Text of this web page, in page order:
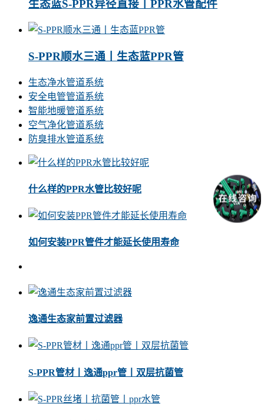
生态蓝S-PPR异径直接丨PPR水管配件
S-PPR顺水三通丨生态蓝PPR管
生态净水管道系统
安全电管管道系统
智能地暖管道系统
空气净化管道系统
防臭排水管道系统
什么样的PPR水管比较好呢
如何安装PPR管件才能延长使用寿命
逸通生态家前置过滤器
S-PPR管材丨逸通ppr管丨双层抗菌管